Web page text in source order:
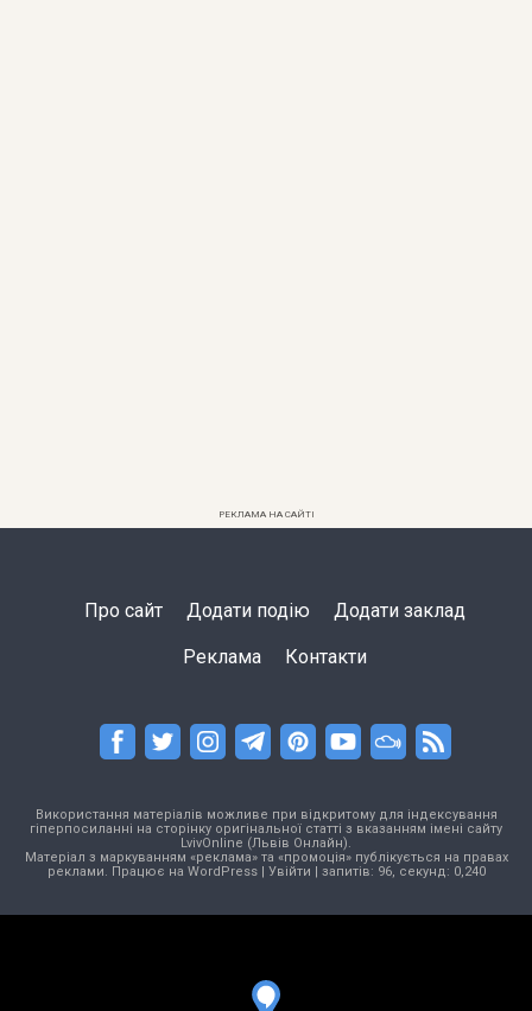
РЕКЛАМА НА САЙТІ
Про сайт Додати подію Додати заклад
Реклама Контакти
Використання матеріалів можливе при відкритому для індексування
гіперпосиланні на сторінку оригінальної статті з вказанням імені сайту
LvivOnline (Львів Онлайн).
Матеріал з маркуванням «реклама» та «промоція» публікується на правах
реклами. Працює на WordPress| Увійти | запитів: 96, секунд: 0,240